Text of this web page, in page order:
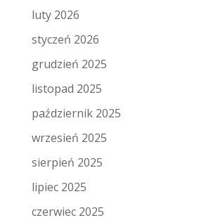
luty 2026
styczeń 2026
grudzień 2025
listopad 2025
październik 2025
wrzesień 2025
sierpień 2025
lipiec 2025
czerwiec 2025